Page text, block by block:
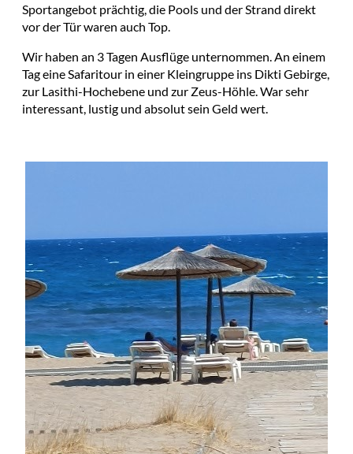
Sportangebot prächtig, die Pools und der Strand direkt
vor der Tür waren auch Top.
Wir haben an 3 Tagen Ausflüge unternommen. An einem
Tag eine Safaritour in einer Kleingruppe ins Dikti Gebirge,
zur Lasithi-Hochebene und zur Zeus-Höhle. War sehr
interessant, lustig und absolut sein Geld wert.